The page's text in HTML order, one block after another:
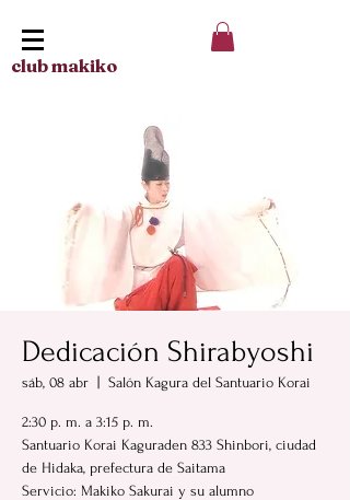
club makiko
Dedicación Shirabyoshi
sáb, 08 abr Salón Kagura del Santuario Korai
2:30 p. m. a 3:15 p. m.
Santuario Korai Kaguraden 833 Shinbori, ciudad
de Hidaka, prefectura de Saitama
Servicio: Makiko Sakurai y su alumno